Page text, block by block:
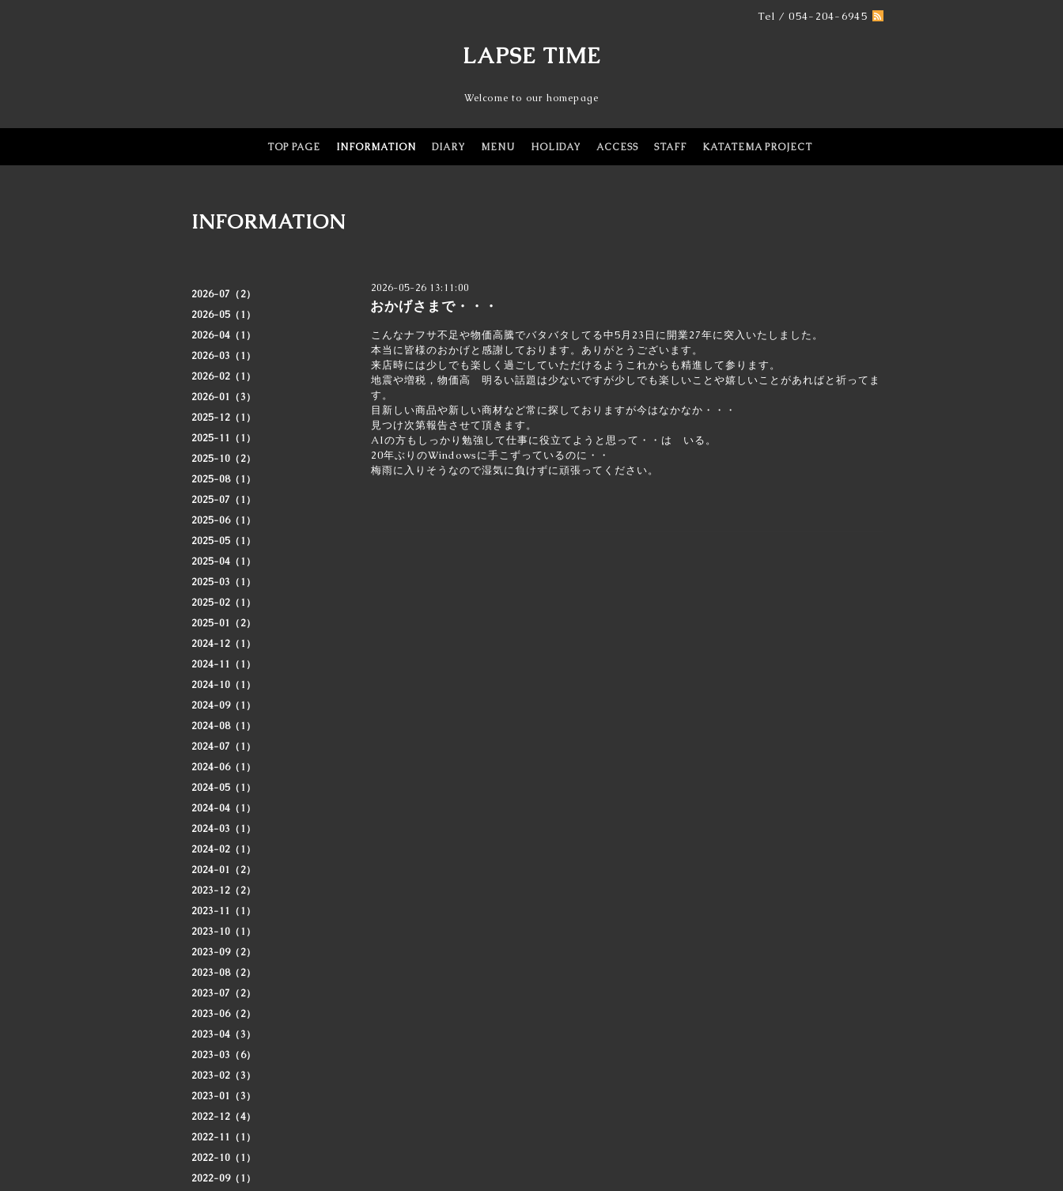
Tel / 054-204-6945
LAPSE TIME
Welcome to our homepage
TOP PAGE INFORMATION DIARY MENU HOLIDAY ACCESS STAFF KATATEMA PROJECT
2026-07（2）
2026-05（1）
2026-04（1）
2026-03（1）
2026-02（1）
2026-01（3）
2025-12（1）
2025-11（1）
2025-10（2）
2025-08（1）
2025-07（1）
2025-06（1）
2025-05（1）
2025-04（1）
2025-03（1）
2025-02（1）
2025-01（2）
2024-12（1）
2024-11（1）
2024-10（1）
2024-09（1）
2024-08（1）
2024-07（1）
2024-06（1）
2024-05（1）
2024-04（1）
2024-03（1）
2024-02（1）
2024-01（2）
2023-12（2）
2023-11（1）
2023-10（1）
2023-09（2）
2023-08（2）
2023-07（2）
2023-06（2）
2023-04（3）
2023-03（6）
2023-02（3）
2023-01（3）
2022-12（4）
2022-11（1）
2022-10（1）
2022-09（1）
INFORMATION
2026-05-26 13:11:00
おかげさまで・・・
こんなナフサ不足や物価高騰でバタバタしてる中5月23日に開業27年に突入いたしました。
本当に皆様のおかげと感謝しております。ありがとうございます。
来店時には少しでも楽しく過ごしていただけるようこれからも精進して参ります。
地震や増税，物価高 明るい話題は少ないですが少しでも楽しいことや嬉しいことがあればと祈ってま
す。
目新しい商品や新しい商材など常に探しておりますが今はなかなか・・・
見つけ次第報告させて頂きます。
AIの方もしっかり勉強して仕事に役立てようと思って・・は いる。
20年ぶりのWindowsに手こずっているのに・・
梅雨に入りそうなので湿気に負けずに頑張ってください。